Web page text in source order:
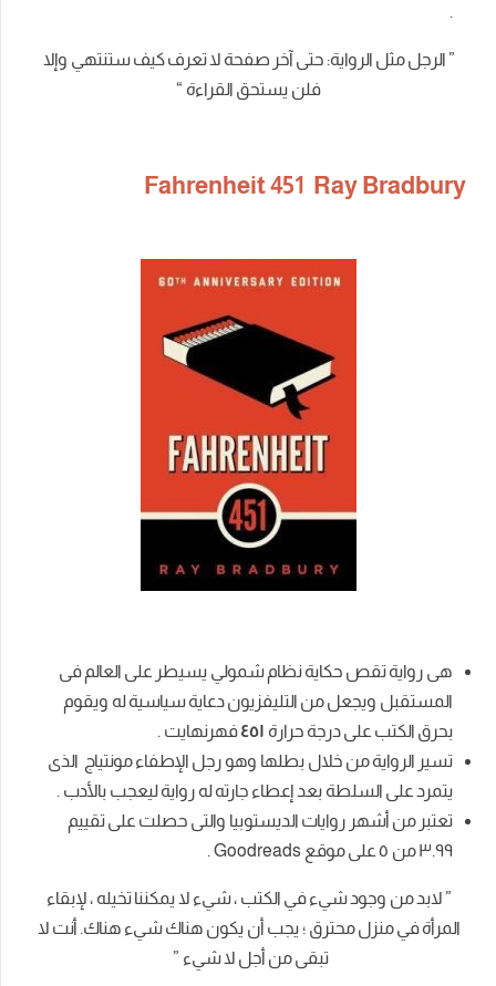
.
” الرجل مثل الرواية: حتى آخر صفحة لا تعرف كيف ستنتهي وإلا
فلن يستحق القراءة “
Fahrenheit 451 Ray Bradbury
هى رواية تقص حكاية نظام شمولي يسيطر على العالم فى
المستقبل ويجعل من التليفزيون دعاية سياسية له ويقوم
بحرق الكتب على درجة حرارة ٤٥١فهرنهايت .
تسير الرواية من خلال بطلها وهو رجل الإطفاء مونتياج الذى
يتمرد على السلطة بعد إعطاء جارته له رواية ليعجب بالأدب .
تعتبر من أشهر روايات الديستوبيا والتى حصلت على تقييم
٣.٩٩من ٥على موقع Goodreads .
” لابد من وجود شيء في الكتب ، شيء لا يمكننا تخيله ، لإبقاء
المرأة في منزل محترق ؛ يجب أن يكون هناك شيء هناك. أنت لا
تبقى من أجل لا شيء ”